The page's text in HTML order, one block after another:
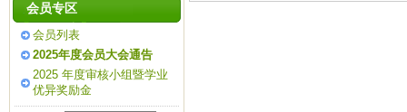
会员专区
会员列表
2025年度会员大会通告
2025 年度审核小组暨学业
优异奖励金